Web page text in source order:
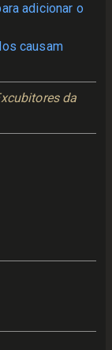
adicionar o
causam
da